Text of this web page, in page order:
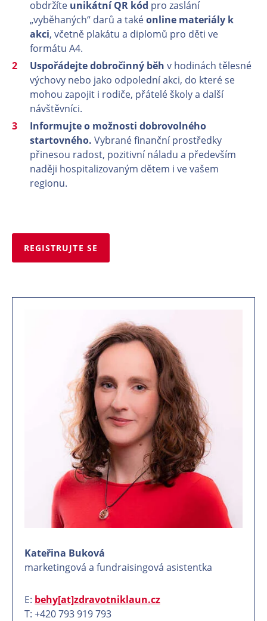
obdržíte unikátní QR kód pro zaslání
„vyběhaných“ darů a takéonline materiály k
akci, včetně plakátu a diplomů pro děti ve
formátu A4.
Uspořádejte dobročinný běh v hodinách tělesné
výchovy nebo jako odpolední akci, do které se
mohou zapojit i rodiče, přátelé školy a další
návštěvníci.
Informujte o možnosti dobrovolného
startovného. Vybrané finanční prostředky
přinesou radost, pozitivní náladu a především
naději hospitalizovaným dětem i ve vašem
regionu.
REGISTRUJTE SE
Kateřina Buková
marketingová a fundraisingová asistentka
E: behy[at]zdravotniklaun.cz
T: +420 793 919 793